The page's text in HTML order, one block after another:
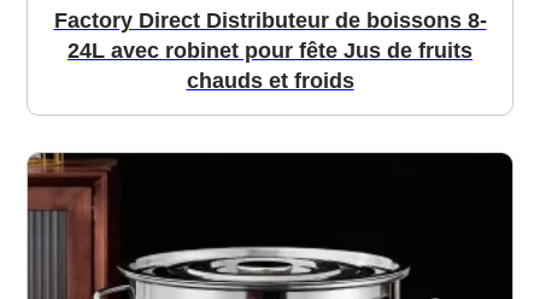
Factory Direct Distributeur de boissons 8-
24L avec robinet pour fête Jus de fruits
chauds et froids